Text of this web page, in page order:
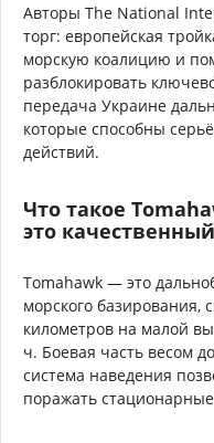
Авторы The National
торг: европейская
морскую коалицию и
разблокировать
передача Украине
которые способны
действий.
Что такое
это
Tomahawk — это
морского базирования,
километров на малой
ч. Боевая часть весом
система наведения
поражать